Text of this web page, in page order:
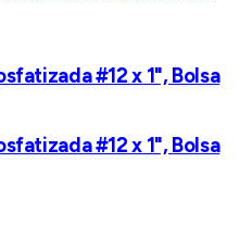
#12 x 1", Bolsa
#12 x 1", Bolsa